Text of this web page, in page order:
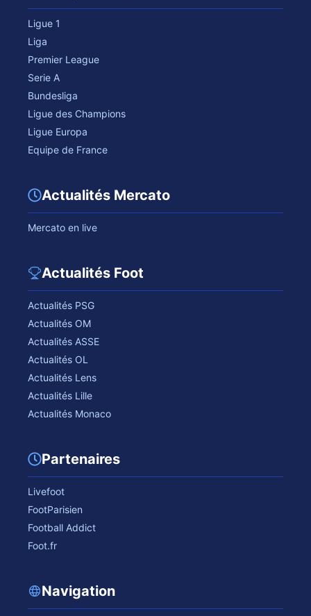
Ligue 1
Liga
Premier League
Serie A
Bundesliga
Ligue des Champions
Ligue Europa
Equipe de France
Actualités Mercato
Mercato en live
Actualités Foot
Actualités PSG
Actualités OM
Actualités ASSE
Actualités OL
Actualités Lens
Actualités Lille
Actualités Monaco
Partenaires
Livefoot
FootParisien
Football Addict
Foot.fr
Navigation